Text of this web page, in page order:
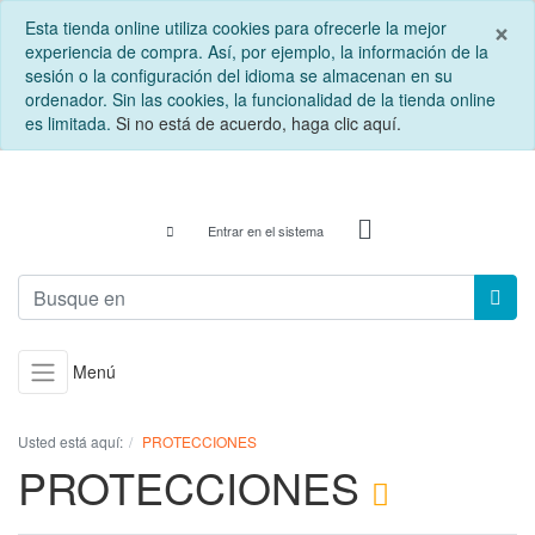
×
Esta tienda online utiliza cookies para ofrecerle la mejor
experiencia de compra. Así, por ejemplo, la información de la
sesión o la configuración del idioma se almacenan en su
ordenador. Sin las cookies, la funcionalidad de la tienda online
es limitada. Si no está de acuerdo, haga clic aquí.
Entrar en el sistema
Menú
Usted está aquí: PROTECCIONES
PROTECCIONES